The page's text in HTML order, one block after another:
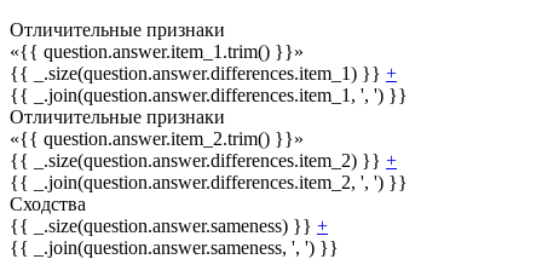
Отличительные признаки
«{{ question.answer.item_1.trim() }}»
{{ _.size(question.answer.differences.item_1) }} +
{{ _.join(question.answer.differences.item_1, ', ') }}
Отличительные признаки
«{{ question.answer.item_2.trim() }}»
{{ _.size(question.answer.differences.item_2) }} +
{{ _.join(question.answer.differences.item_2, ', ') }}
Сходства
{{ _.size(question.answer.sameness) }} +
{{ _.join(question.answer.sameness, ', ') }}